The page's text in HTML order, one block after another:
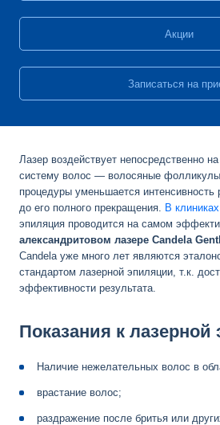
Акции
Записаться на
Лазер воздействует непосредственно
систему волос — волосяные
процедуры уменьшается интенсивность
до его полного прекращения. В
эпиляция проводится на самом
александритовом лазере Candela
Candela уже много лет являются
стандартом лазерной эпиляции, т.к.
эффективности результата.
Показания к лазерной
Наличие нежелательных волос в
врастание волос;
раздражение после бритья или